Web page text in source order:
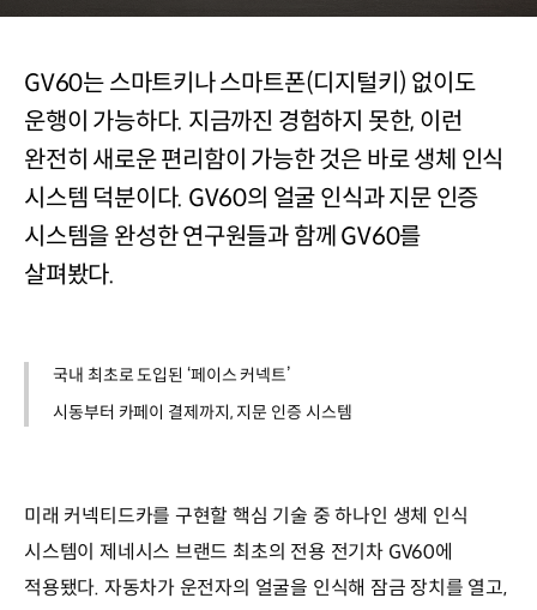
열림)
GV60는 스마트키나 스마트폰(디지털키) 없이도
운행이 가능하다. 지금까진 경험하지 못한, 이런
완전히 새로운 편리함이 가능한 것은 바로 생체 인식
시스템 덕분이다. GV60의 얼굴 인식과 지문 인증
시스템을 완성한 연구원들과 함께 GV60를
살펴봤다.
국내 최초로 도입된 ‘페이스 커넥트’
시동부터 카페이 결제까지, 지문 인증 시스템
미래 커넥티드카를 구현할 핵심 기술 중 하나인 생체 인식
시스템이 제네시스 브랜드 최초의 전용 전기차 GV60에
적용됐다. 자동차가 운전자의 얼굴을 인식해 잠금 장치를 열고,